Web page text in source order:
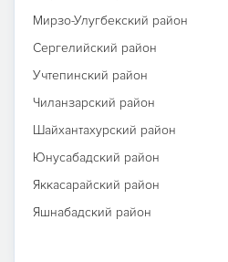
Мирзо-Улугбекский район
Сергелийский район
Учтепинский район
Чиланзарский район
Шайхантахурский район
Юнусабадский район
Яккасарайский район
Яшнабадский район